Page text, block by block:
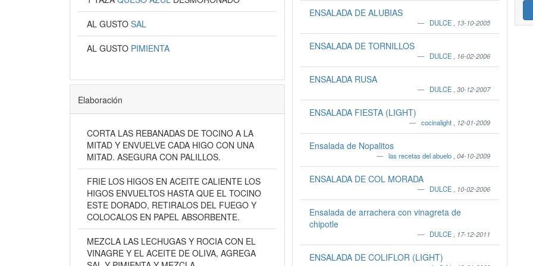
AL GUSTO SAL
AL GUSTO PIMIENTA
Elaboración
CORTA LAS REBANADAS DE TOCINO A LA
MITAD Y ENVUELVE CADA HIGO CON UNA
MITAD. ASEGURA CON PALILLOS.
FRIE LOS HIGOS EN ACEITE CALIENTE LOS
HIGOS ENVUELTOS HASTA QUE EL TOCINO
ESTE DORADO, RETIRALOS DEL FUEGO Y
COLOCALOS EN PAPEL ABSORBENTE.
MEZCLA LAS LECHUGAS Y ROCIA CON EL
VINAGRE Y EL ACEITE DE OLIVA, AGREGA
ENSALADA DE ALUBIAS
DULCE 13-10-2005
ENSALADA DE TORNILLOS
DULCE 16-02-2006
ENSALADA RUSA
DULCE ,30-12-2007
ENSALADA FIESTA (LIGHT)
cocinalight 12-01-2009
Ensalada de Nopalitos
las recetas del abuelo ,04-10-2009
ENSALADA DE COL MORADA
DULCE 10-02-2006
Ensalada de arrachera con vinagreta de
chipotle
DULCE 17-12-2011
ENSALADA DE COLIFLOR (LIGHT)